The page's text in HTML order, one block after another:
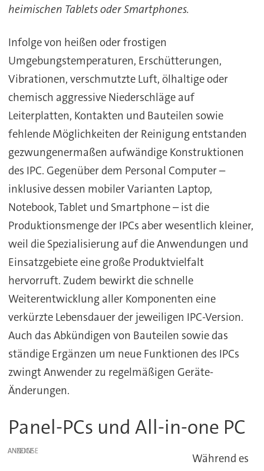
heimischen Tablets oder Smartphones.
Infolge von heißen oder frostigen
Umgebungstemperaturen, Erschütterungen,
Vibrationen, verschmutzte Luft, ölhaltige oder
chemisch aggressive Niederschläge auf
Leiterplatten, Kontakten und Bauteilen sowie
fehlende Möglichkeiten der Reinigung entstanden
gezwungenermaßen aufwändige Konstruktionen
des IPC. Gegenüber dem Personal Computer –
inklusive dessen mobiler Varianten Laptop,
Notebook, Tablet und Smartphone – ist die
Produktionsmenge der IPCs aber wesentlich kleiner,
weil die Spezialisierung auf die Anwendungen und
Einsatzgebiete eine große Produktvielfalt
hervorruft. Zudem bewirkt die schnelle
Weiterentwicklung aller Komponenten eine
verkürzte Lebensdauer der jeweiligen IPC-Version.
Auch das Abkündigen von Bauteilen sowie das
ständige Ergänzen um neue Funktionen des IPCs
zwingt Anwender zu regelmäßigen Geräte-
Änderungen.
Panel-PCs und All-in-one PC
ANZEIGE
Während es